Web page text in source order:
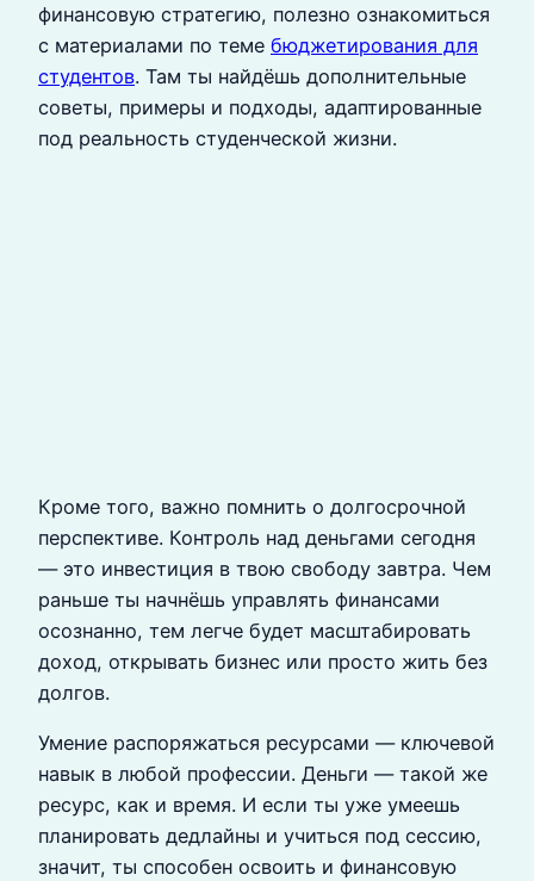
финансовую стратегию, полезно ознакомиться
с материалами по теме бюджетирования для
студентов. Там ты найдёшь дополнительные
советы, примеры и подходы, адаптированные
под реальность студенческой жизни.
Кроме того, важно помнить о долгосрочной
перспективе. Контроль над деньгами сегодня
— это инвестиция в твою свободу завтра. Чем
раньше ты начнёшь управлять финансами
осознанно, тем легче будет масштабировать
доход, открывать бизнес или просто жить без
долгов.
Умение распоряжаться ресурсами — ключевой
навык в любой профессии. Деньги — такой же
ресурс, как и время. И если ты уже умеешь
планировать дедлайны и учиться под сессию,
значит, ты способен освоить и финансовую